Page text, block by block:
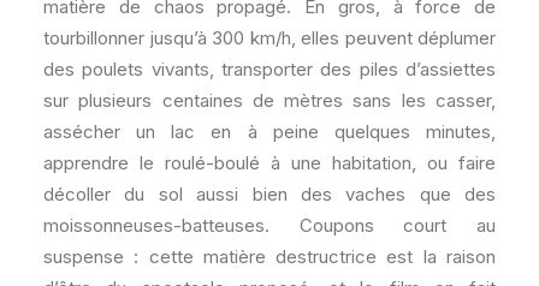
matière de chaos propagé. En gros, à force de
tourbillonner jusqu’à 300 km/h, elles peuvent déplumer
des poulets vivants, transporter des piles d’assiettes
sur plusieurs centaines de mètres sans les casser,
assécher un lac en à peine quelques minutes,
apprendre le roulé-boulé à une habitation, ou faire
décoller du sol aussi bien des vaches que des
moissonneuses-batteuses. Coupons court au
suspense : cette matière destructrice est la raison